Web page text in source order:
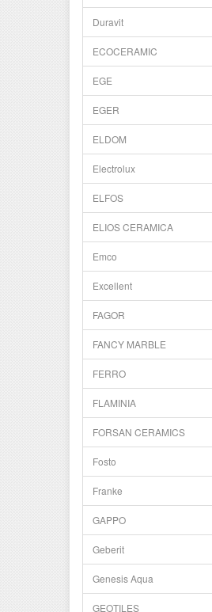
Duravit
ECOCERAMIC
EGE
EGER
ELDOM
Electrolux
ELFOS
ELIOS CERAMICA
Emco
Excellent
FAGOR
FANCY MARBLE
FERRO
FLAMINIA
FORSAN CERAMICS
Fosto
Franke
GAPPO
Geberit
Genesis Aqua
GEOTILES